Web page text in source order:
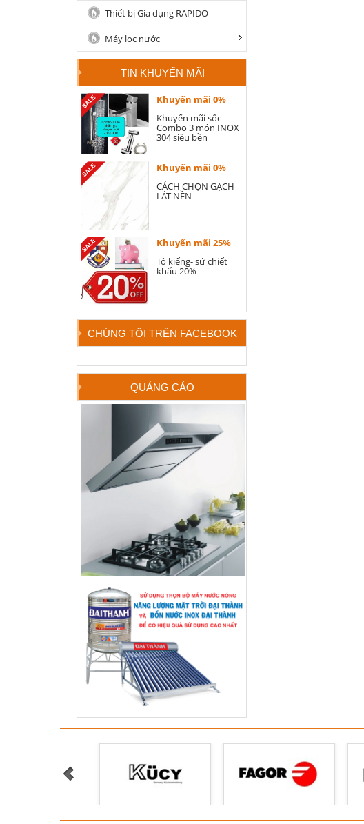
Thiết bị Gia dụng RAPIDO
Máy lọc nước
TIN KHUYẾN MÃI
Khuyến mãi 0%
Khuyến mãi sốc
Combo 3 món INOX
304 siêu bền
Khuyến mãi 0%
CÁCH CHỌN GẠCH
LÁT NỀN
Khuyến mãi 25%
Tô kiếng- sứ chiết
khấu 20%
CHÚNG TÔI TRÊN FACEBOOK
QUẢNG CÁO